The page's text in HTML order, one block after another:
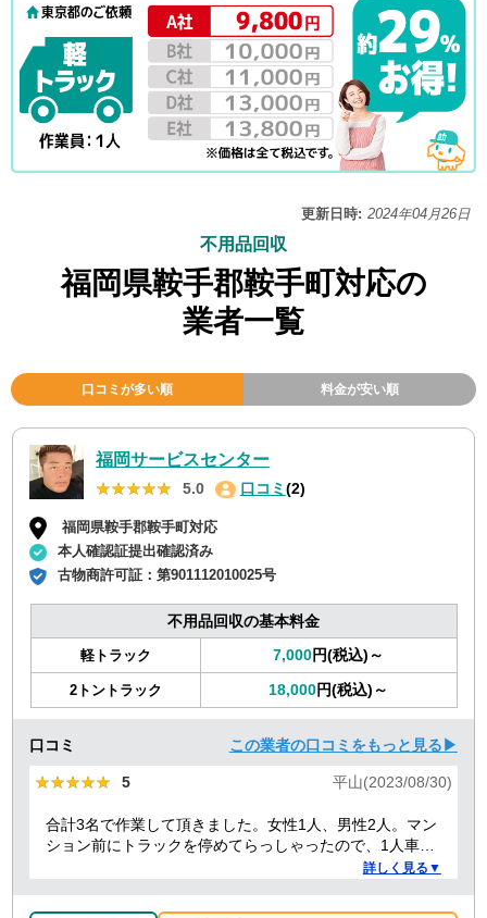
更新日時: 2024年04月26日
不用品回収
福岡県鞍手郡鞍手町対応の
業者一覧
口コミが多い順 料金が安い順
福岡サービスセンター
★★★★★
★★★★★ 5.0 口コミ (2)
福岡県鞍手郡鞍手町対応
本人確認証提出確認済み
古物商許可証：第901112010025号
不用品回収の基本料金
軽トラック 7,000円(税込)～
2トントラック 18,000円(税込)～
口コミ この業者の口コミをもっと見る▶
★★★★★
★★★★★ 5 平山(2023/08/30)
合計3名で作業して頂きました。女性1人、男性2人。マン
ション前にトラックを停めてらっしゃったので、1人車内
で待機する必要があったからか、女性の方は最初と最後
ただき、最初は1時間くらいかかると言われてましたが、
詳しく見る▼